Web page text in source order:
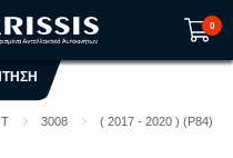
0
αγορών είναι άδειο!
3008 ( 2017 - 2020 ) (P84)